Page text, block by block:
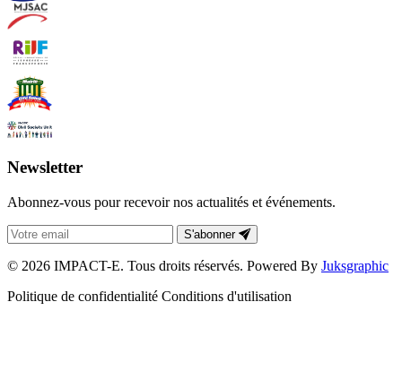
Newsletter
Abonnez-vous pour recevoir nos actualités et événements.
S'abonner
© 2026 IMPACT-E. Tous droits réservés. Powered By Juksgraphic
Politique de confidentialité Conditions d'utilisation